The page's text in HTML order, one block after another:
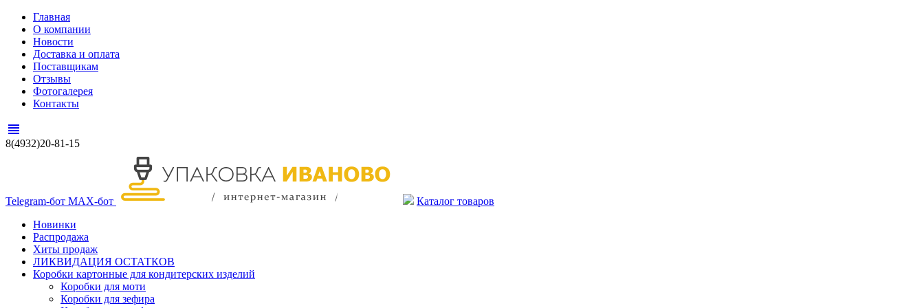
Главная
О компании
Новости
Доставка и оплата
Поставщикам
Отзывы
Фотогалерея
Контакты
view_headline
8(4932)20-81-15
Telegram-бот MAX-бот
Каталог товаров
Новинки
Распродажа
Хиты продаж
ЛИКВИДАЦИЯ ОСТАТКОВ
Коробки картонные для кондитерских изделий
Коробки для моти
Коробки для зефира